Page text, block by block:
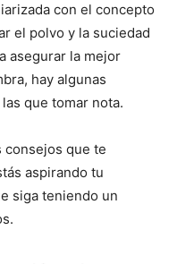
con el concepto
el polvo y la suciedad
asegurar la mejor
hay algunas
que tomar nota.
consejos que te
aspirando tu
siga teniendo un